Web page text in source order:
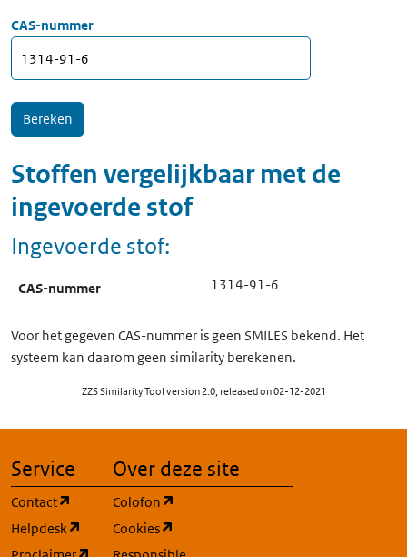
CAS-nummer
Stoffen vergelijkbaar met de
ingevoerde stof
Ingevoerde stof:
CAS-nummer 1314-91-6
Voor het gegeven CAS-nummer is geen SMILES bekend. Het
systeem kan daarom geen similarity berekenen.
ZZS Similarity Tool version 2.0, released on 02-12-2021
Service
Contact
(opent in een nieuw tabblad)
Helpdesk
(opent in een nieuw tabblad)
Over deze site
Colofon
Cookies